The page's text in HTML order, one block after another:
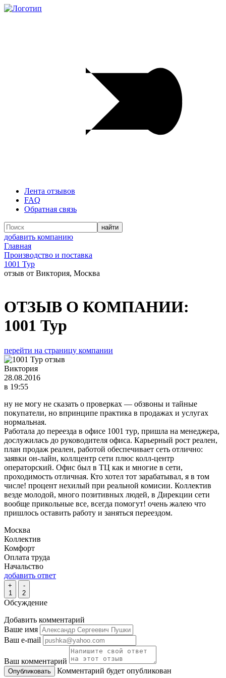
Лента отзывов
FAQ
Обратная связь
добавить компанию
Главная
Производство и поставка
1001 Тур
отзыв от Виктория, Москва
ОТЗЫВ О КОМПАНИИ:
1001 Тур
перейти на страницу компании
Виктория
28.08.2016
в 19:55
ну не могу не сказать о проверках — обзвоны и тайные
покупатели, но впринципе практика в продажах и услугах
нормальная.
Работала до переезда в офисе 1001 тур, пришла на менеджера,
дослужилась до руководителя офиса. Карьерный рост реален,
план продаж реален, работой обеспечивает сеть отлично:
заявки он-лайн, коллцентр сети плюс колл-центр
операторский. Офис был в ТЦ как и многие в сети,
проходимость отличная. Кто хотел тот зарабатывал, я в том
числе! процент нехилый при реальной комисии. Коллектив
везде молодой, много позитивных людей, в Дирекции сети
вообще прикольные все, всегда помогут! очень жалею что
пришлось оставить работу и заняться переездом.
Москва
Коллектив
Комфорт
Оплата труда
Начальство
добавить ответ
+
1
-
2
Обсуждение
Добавить комментарий
Ваше имя
Ваш e-mail
Ваш комментарий
Комментарий будет опубликован